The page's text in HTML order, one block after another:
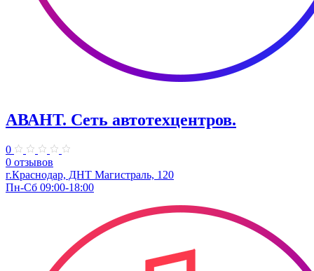
АВАНТ. ​Сеть автотехцентров.
0
0 отзывов
г.Краснодар, ​ДНТ Магистраль, 120
Пн-Сб 09:00-18:00